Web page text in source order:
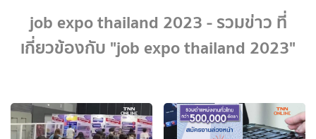
job expo thailand 2023 - รวมข่าว ที่
เกี่ยวข้องกับ "job expo thailand 2023"